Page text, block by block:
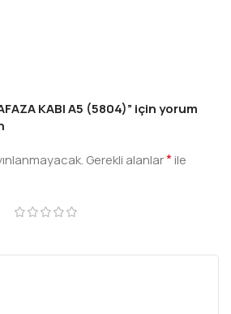
KABI A5 (5804)” için yorum
Gerekli alanlar*ile